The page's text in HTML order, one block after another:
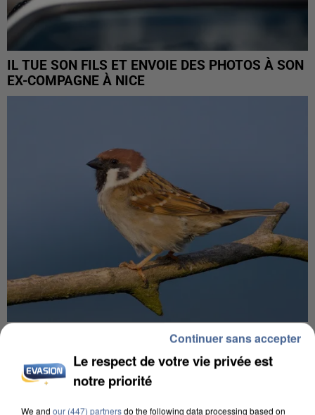
IL TUE SON FILS ET ENVOIE DES PHOTOS À SON
EX-COMPAGNE À NICE
APRÈS TOUTES CES CANICULES, LES REFUGES
DE FAUNE SAUVAGE SONT...
Le respect de votre vie privée est
notre priorité
We and our (447) partnersdo the following data processing based on
Continuer sans accepter